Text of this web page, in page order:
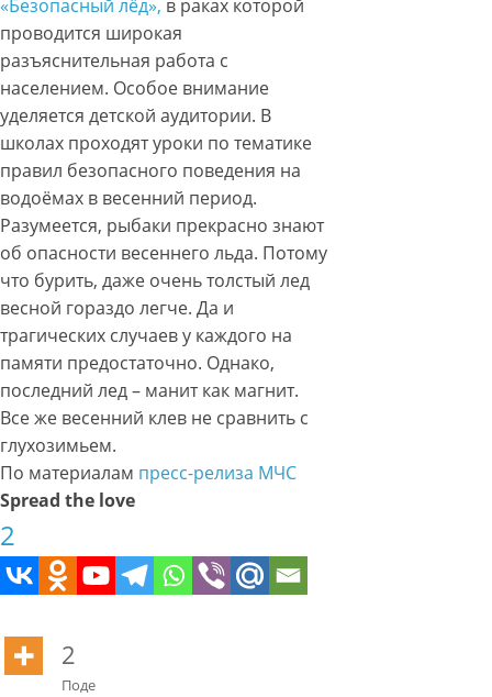
«Безопасный лёд», в раках которой
проводится широкая
разъяснительная работа с
населением. Особое внимание
уделяется детской аудитории. В
школах проходят уроки по тематике
правил безопасного поведения на
водоёмах в весенний период.
Разумеется, рыбаки прекрасно знают
об опасности весеннего льда. Потому
что бурить, даже очень толстый лед
весной гораздо легче. Да и
трагических случаев у каждого на
памяти предостаточно. Однако,
последний лед – манит как магнит.
Все же весенний клев не сравнить с
глухозимьем.
По материалам пресс-релиза МЧС
Spread the love
2
2
Поде